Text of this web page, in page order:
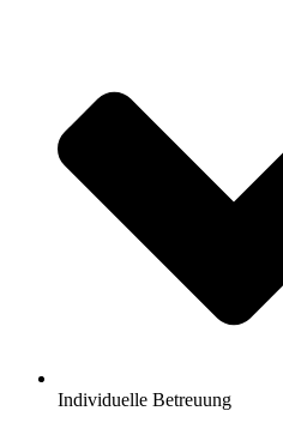
Individuelle Betreuung